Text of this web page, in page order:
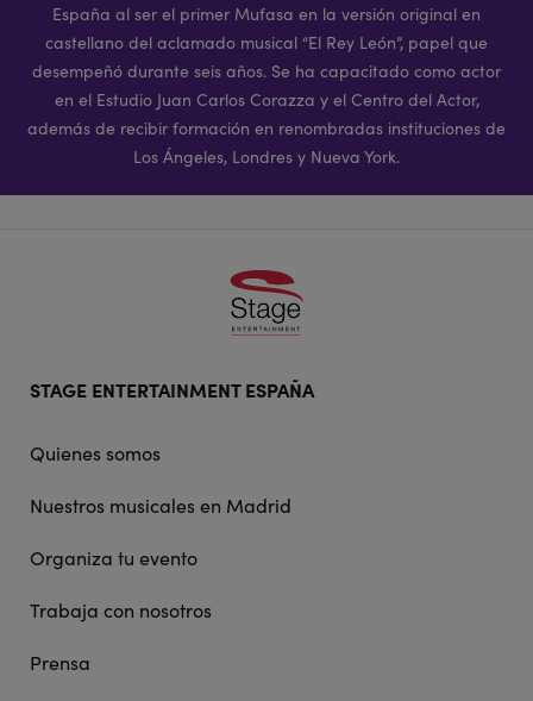
España al ser el primer Mufasa en la versión original en
castellano del aclamado musical “El Rey León”, papel que
desempeñó durante seis años. Se ha capacitado como actor
en el Estudio Juan Carlos Corazza y el Centro del Actor,
además de recibir formación en renombradas instituciones de
Los Ángeles, Londres y Nueva York.
doormat
STAGE ENTERTAINMENT ESPAÑA
Quienes somos
Nuestros musicales en Madrid
Organiza tu evento
Trabaja con nosotros
Prensa